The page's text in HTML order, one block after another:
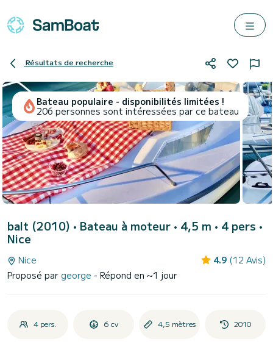
Résultats de recherche
Bateau populaire - disponibilités limitées !
206 personnes sont intéressées par ce bateau
balt (2010) • Bateau à moteur • 4,5 m • 4 pers •
Nice
Nice 4.9 (12 Avis)
Proposé par george - Répond en ~1 jour
4 pers. 6 cv 4,5 mètres 2010